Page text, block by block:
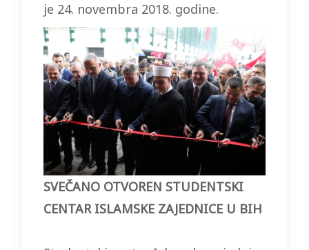
je 24. novembra 2018. godine.
SVEČANO OTVOREN STUDENTSKI
CENTAR ISLAMSKE ZAJEDNICE U BIH